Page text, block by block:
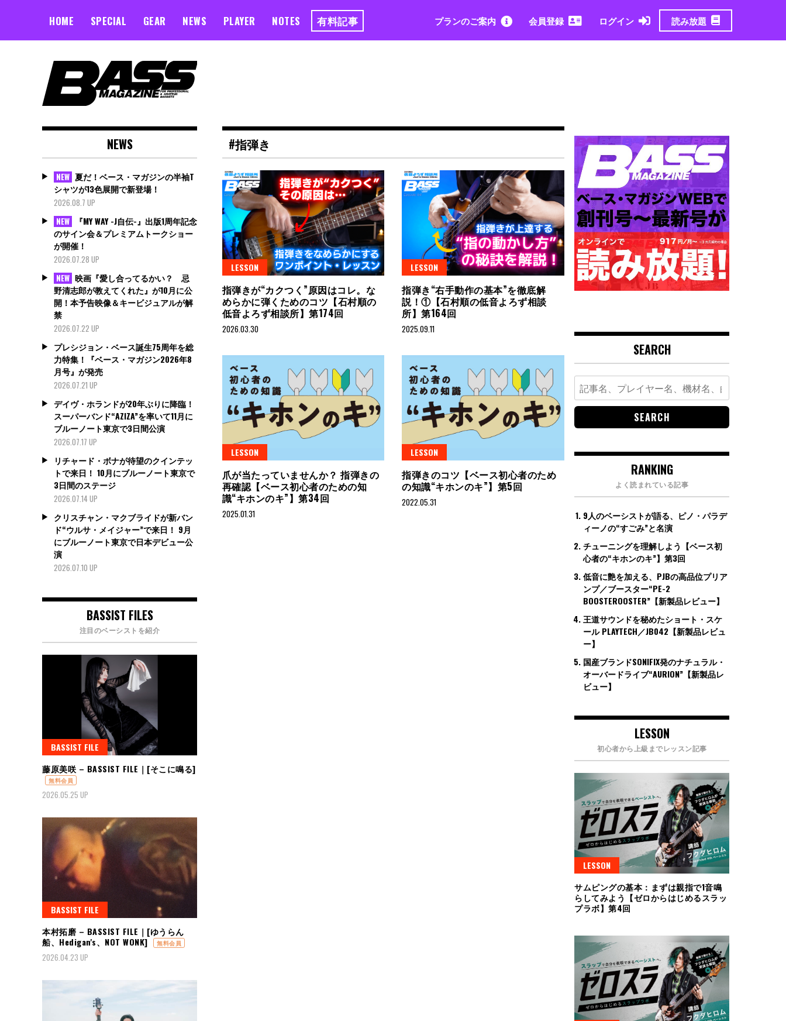
HOME SPECIAL GEAR NEWS PLAYER NOTES 有料記事 プランのご案内 会員登録 ログイン 読み放題
#指弾き
LESSON
指弾きが“カクつく”原因はコレ。な
めらかに弾くためのコツ【石村順の
低音よろず相談所】第174回
2026.03.30
LESSON
指弾き“右手動作の基本”を徹底解
説！①【石村順の低音よろず相談
所】第164回
2025.09.11
LESSON
爪が当たっていませんか？ 指弾きの
再確認【ベース初心者のための知
識“キホンのキ”】第34回
2025.01.31
LESSON
指弾きのコツ【ベース初心者のため
の知識“キホンのキ”】第5回
2022.05.31
NEWS
NEW 夏だ！ベース・マガジンの半袖T
シャツが13色展開で新登場！
2026.08.7 UP
NEW
『MY WAY -J自伝-』出版1周年記念
のサイン会＆プレミアムトークショー
が開催！
2026.07.28 UP
NEW 映画『愛し合ってるかい？ 忌
野清志郎が教えてくれた』が10月に公
開！本予告映像＆キービジュアルが解
禁
2026.07.22 UP
プレシジョン・ベース誕生75周年を総
力特集！『ベース・マガジン2026年8
月号』が発売
2026.07.21 UP
デイヴ・ホランドが20年ぶりに降臨！
スーパーバンド“AZIZA”を率いて11月に
ブルーノート東京で3日間公演
2026.07.17 UP
リチャード・ボナが待望のクインテッ
トで来日！ 10月にブルーノート東京で
3日間のステージ
2026.07.14 UP
クリスチャン・マクブライドが新バン
ド“ウルサ・メイジャー”で来日！ 9月
にブルーノート東京で日本デビュー公
演
2026.07.10 UP
BASSIST FILES
注目のベーシストを紹介
BASSIST FILE
藤原美咲 – BASSIST FILE｜[そこに鳴る]
無料会員
2026.05.25 UP
BASSIST FILE
本村拓磨 – BASSIST FILE｜[ゆうらん
船、Hedigan's、NOT WONK]
無料会員
2026.04.23 UP
SEARCH
Search
for:
RANKING
よく読まれている記事
9人のベーシストが語る、ピノ・パラデ
ィーノの“すごみ”と名演
チューニングを理解しよう【ベース初
心者の“キホンのキ”】第3回
低音に艶を加える、PJBの高品位プリア
ンプ／ブースター“PE-2
BOOSTEROOSTER”【新製品レビュー】
王道サウンドを秘めたショート・スケ
ール PLAYTECH／JB042【新製品レビュ
ー】
国産ブランドSONIFIX発のナチュラル・
オーバードライブ“AURION”【新製品レ
ビュー】
LESSON
初心者から上級までレッスン記事
LESSON
サムピングの基本：まずは親指で1音鳴
らしてみよう【ゼロからはじめるスラッ
プラボ】第4回